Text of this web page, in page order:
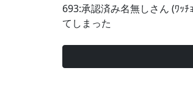
693:承認済み名無しさん (ﾜｯ
てしまった